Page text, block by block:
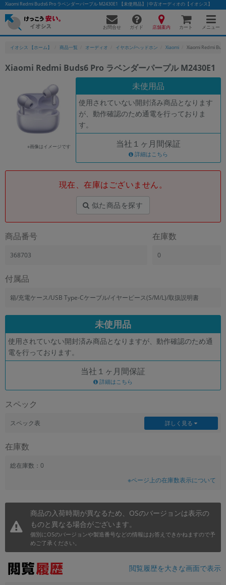
Xiaomi Redmi Buds6 Pro ラベンダーパープル M2430E1 【未使用品】|中古オーディオの【イオシス】
お問合せ ガイド 店舗案内 カート メニュー
イオシス 【ホーム】 商品一覧 オーディオ イヤホン/ヘッドホン Xiaomi Xiaomi Redmi
Xiaomi Redmi Buds6 Pro ラベンダーパープル M2430E1
※画像はイメージです
未使用品
使用されていない開封済み商品となります
が、動作確認のため通電を行っておりま
す。
当社１ヶ月間保証
詳細はこちら
現在、在庫はございません。
似た商品を探す
商品番号
368703
在庫数
0
付属品
箱/充電ケース/USB Type-Cケーブル/イヤーピース(S/M/L)/取扱説明書
未使用品
使用されていない開封済み商品となりますが、動作確認のため通
電を行っております。
当社１ヶ月間保証
詳細はこちら
スペック
スペック表 詳しく見る
在庫数
総在庫数：0
※ページ上の在庫数表示について
商品の入荷時期が異なるため、OSのバージョンは表示の
ものと異なる場合がございます。
個別にOSのバージョンや製造番号などの情報はお答えできかねますので予
めご了承ください。
閲覧履歴を大きな画面で表示
かんたんパソコン検索に切り替える
フリーワード
カテゴリー
商品ジャンルの絞り込み
「スマートフォン」「タブレット」など
製造、販売メーカーの絞り込み
機能・特徴
商品の搭載機能による絞り込み
「5G対応」「防水」「ワンセグ」など
ランク
商品状態の絞り込み
CPU
OSの絞り込み
メモリ
モニタサイズ
価格